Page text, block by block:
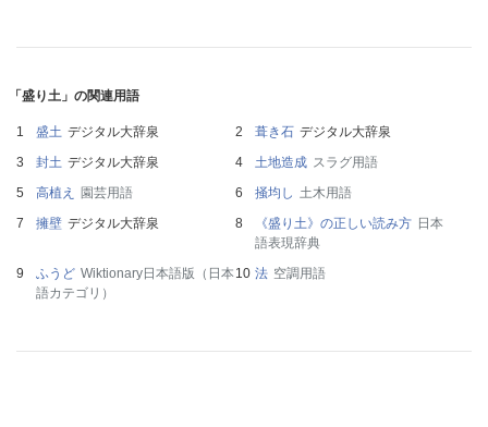
「盛り土」の関連用語
盛土 デジタル大辞泉 葺き石 デジタル大辞泉
封土 デジタル大辞泉 土地造成 スラグ用語
高植え
園芸用語 掻均し 土木用語
擁壁 デジタル大辞泉 《盛り土》の正しい読み方 日本
語表現辞典
ふうど Wiktionary日本語版（日本
語カテゴリ）
法 空調用語